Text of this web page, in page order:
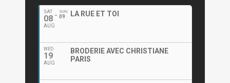
SAT
08
AUG
SUN
09 LA RUE ET TOI
WED
19
AUG
BRODERIE AVEC CHRISTIANE
PARIS